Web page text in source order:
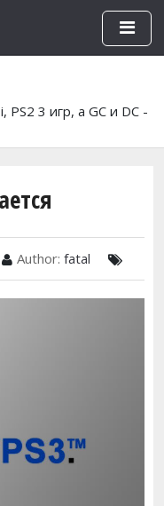
к основному
3 игр, а GC и DC -
Author: fatal